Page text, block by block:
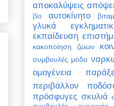
αποκαλύψεις
βία
αυτοκίνητο
γλυκά
εκπαίδευση
κακοποίηση ζώων
συμβουλές μόδα
ομογένεια
περιβάλλον
πρόσφυγες σκυλιά